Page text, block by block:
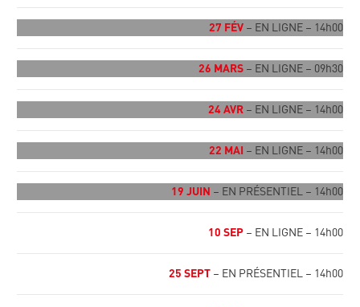
27 FÉV – EN LIGNE – 14h00
26 MARS – EN LIGNE – 09h30
24 AVR – EN LIGNE – 14h00
22 MAI – EN LIGNE – 14h00
19 JUIN – EN PRÉSENTIEL – 14h00
10 SEP – EN LIGNE – 14h00
25 SEPT – EN PRÉSENTIEL – 14h00